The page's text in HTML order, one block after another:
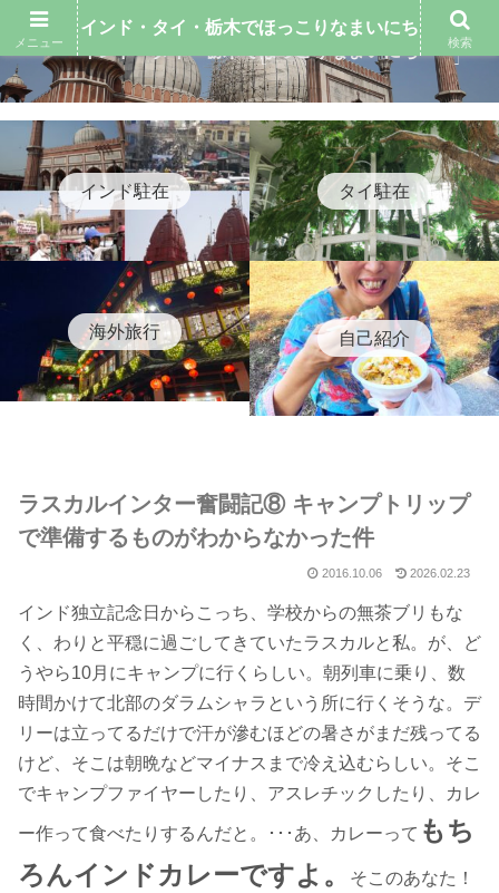
インド駐在 タイ駐在
海外旅行 自己紹介
ラスカルインター奮闘記⑧ キャンプトリップ
で準備するものがわからなかった件
2016.10.06 2026.02.23
インド独立記念日からこっち、学校からの無茶ブリもな
く、わりと平穏に過ごしてきていたラスカルと私。が、ど
うやら10月にキャンプに行くらしい。朝列車に乗り、数
時間かけて北部のダラムシャラという所に行くそうな。デ
リーは立ってるだけで汗が滲むほどの暑さがまだ残ってる
けど、そこは朝晩などマイナスまで冷え込むらしい。そこ
でキャンプファイヤーしたり、アスレチックしたり、カレ
ー作って食べたりするんだと。･･･あ、カレーって もち
ろんインドカレーですよ。
そこのあなた！
メニュー
インド・タイ・栃木でほっこりなまいにち
検索